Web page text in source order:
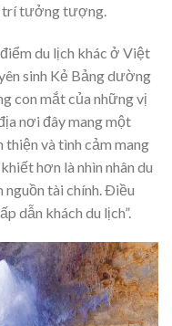
trí tưởng tượng.
du lịch khác ở Việt
sinh Kẻ Bảng dường
con mắt của những vị
nơi đây mang một
và tình cảm mang
hơn là nhìn nhân du
tài chính. Ðiều
dẫn khách du lịch”.